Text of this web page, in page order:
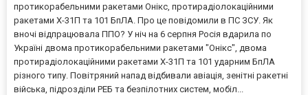
протикорабельними ракетами Онікс, протирадіолокаційними
ракетами Х-31П та 101 БпЛА. Про це повідомили в ПС ЗСУ. Як
вночі відпрацювала ППО? У ніч на 6 серпня Росія вдарила по
Україні двома протикорабельними ракетами "Онікс", двома
протирадіолокаційними ракетами Х-31П та 101 ударним БпЛА
різного типу. Повітряний напад відбивали авіація, зенітні ракетні
війська, підрозділи РЕБ та безпілотних систем, мобіл...